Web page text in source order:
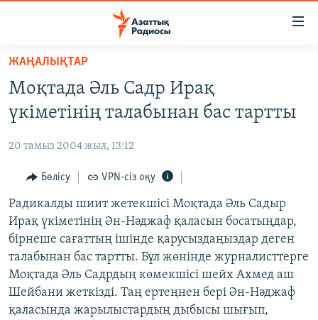
Skip
main
content
Skip
to
Navigation
Skip
to
Search
САЯСАТ
AZATTYQTV
ҚАҢТАР ОҚИҒАСЫ
АДАМ ҚҰҚЫҚТАРЫ
ӘЛЕУМЕТ
ӘЛЕМ
АРНАЙЫ ЖОБАЛАР
Русский
ЖАҢАЛЫҚТАР
Моқтада Әль Садр Ирақ
үкіметінің талабынан бас тартты
20 тамыз 2004 жыл, 13:12
Бөлісу VPN-сіз оқу
Радикалды шиит жетекшісі Моқтада Әль Садыр
Ирақ үкіметінің Ән-Нәджаф қаласын босатыңдар,
бірнеше сағаттың ішінде қарусыздаңыздар деген
талабынан бас тартты. Бұл жөнінде журналисттерге
Моқтада Әль Садрдың көмекшісі шейх Ахмед аш
Шейбани жеткізді. Таң ертеңнен бері Ән-Нәджаф
қаласында жарылыстардың дыбысы шығып,